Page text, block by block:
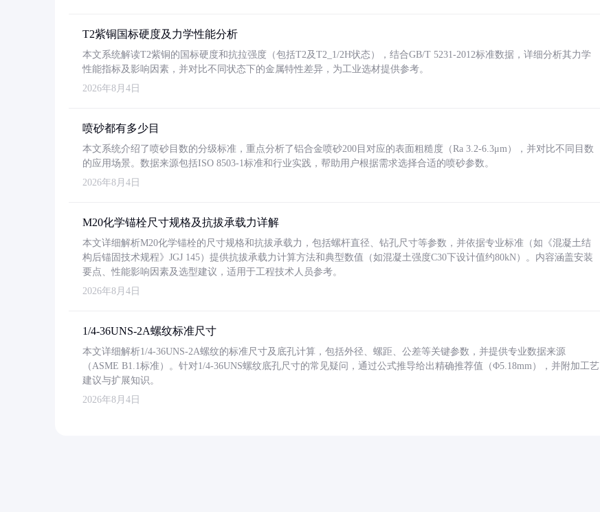
T2紫铜国标硬度及力学性能分析
本文系统解读T2紫铜的国标硬度和抗拉强度（包括T2及T2_1/2H状态），结合GB/T 5231-2012标准数据，详细分析其力学
性能指标及影响因素，并对比不同状态下的金属特性差异，为工业选材提供参考。
2026年8月4日
喷砂都有多少目
本文系统介绍了喷砂目数的分级标准，重点分析了铝合金喷砂200目对应的表面粗糙度（Ra 3.2-6.3μm），并对比不同目数
的应用场景。数据来源包括ISO 8503-1标准和行业实践，帮助用户根据需求选择合适的喷砂参数。
2026年8月4日
M20化学锚栓尺寸规格及抗拔承载力详解
本文详细解析M20化学锚栓的尺寸规格和抗拔承载力，包括螺杆直径、钻孔尺寸等参数，并依据专业标准（如《混凝土结
构后锚固技术规程》JGJ 145）提供抗拔承载力计算方法和典型数值（如混凝土强度C30下设计值约80kN）。内容涵盖安装
要点、性能影响因素及选型建议，适用于工程技术人员参考。
2026年8月4日
1/4-36UNS-2A螺纹标准尺寸
本文详细解析1/4-36UNS-2A螺纹的标准尺寸及底孔计算，包括外径、螺距、公差等关键参数，并提供专业数据来源
（ASME B1.1标准）。针对1/4-36UNS螺纹底孔尺寸的常见疑问，通过公式推导给出精确推荐值（Φ5.18mm），并附加工艺
建议与扩展知识。
2026年8月4日